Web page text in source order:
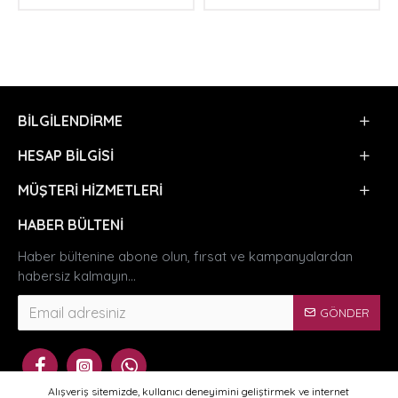
BILGILENDIRME
HESAP BILGISI
MÜŞTERI HIZMETLERI
HABER BÜLTENI
Haber bültenine abone olun, fırsat ve kampanyalardan
habersiz kalmayın...
GÖNDER
Alışveriş sitemizde, kullanıcı deneyimini geliştirmek ve internet